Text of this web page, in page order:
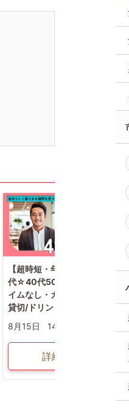
【超時短・年齢限定】大人世
代☆40代50代の恋/フリータ
イムなし・カップリングあり/
貸切/ドリンク付き
8月15日
14:00〜
詳細を見る